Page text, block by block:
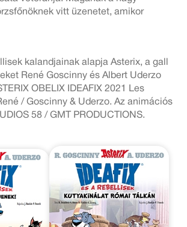
vitt üzenetet, amikor
kalandjainak alapja Asterix, a gall
René Goscinny és Albert Uderzo
OBELIX IDEAFIX 2021 Les
/ Goscinny & Uderzo. Az animációs
58 / GMT PRODUCTIONS.